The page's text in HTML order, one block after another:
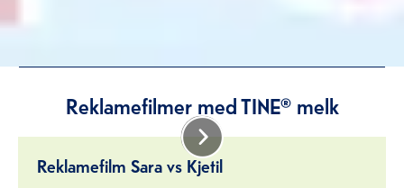
Reklamefilmer med TINE® melk
Reklamefilm Sara vs Kjetil